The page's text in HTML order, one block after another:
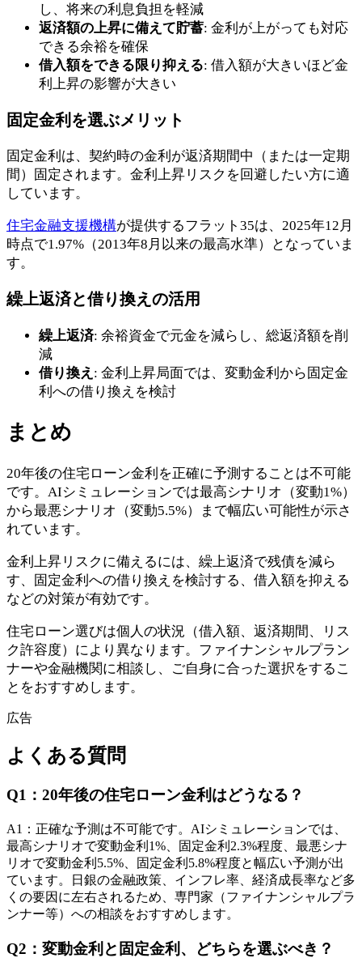
し、将来の利息負担を軽減
返済額の上昇に備えて貯蓄: 金利が上がっても対応
できる余裕を確保
借入額をできる限り抑える: 借入額が大きいほど金
利上昇の影響が大きい
固定金利を選ぶメリット
固定金利は、契約時の金利が返済期間中（または一定期
間）固定されます。金利上昇リスクを回避したい方に適
しています。
住宅金融支援機構が提供するフラット35は、2025年12月
時点で1.97%（2013年8月以来の最高水準）となっていま
す。
繰上返済と借り換えの活用
繰上返済: 余裕資金で元金を減らし、総返済額を削
減
借り換え : 金利上昇局面では、変動金利から固定金
利への借り換えを検討
まとめ
20年後の住宅ローン金利を正確に予測することは不可能
です。AIシミュレーションでは最高シナリオ（変動1%）
から最悪シナリオ（変動5.5%）まで幅広い可能性が示さ
れています。
金利上昇リスクに備えるには、繰上返済で残債を減ら
す、固定金利への借り換えを検討する、借入額を抑える
などの対策が有効です。
住宅ローン選びは個人の状況（借入額、返済期間、リス
ク許容度）により異なります。ファイナンシャルプラン
ナーや金融機関に相談し、ご自身に合った選択をするこ
とをおすすめします。
広告
よくある質問
Q1 ： 20年後の住宅ローン金利はどうなる？
A1 ： 正確な予測は不可能です。AIシミュレーションでは、
最高シナリオで変動金利1%、固定金利2.3%程度、最悪シナ
リオで変動金利5.5%、固定金利5.8%程度と幅広い予測が出
ています。日銀の金融政策、インフレ率、経済成長率など多
くの要因に左右されるため、専門家（ファイナンシャルプラ
ンナー等）への相談をおすすめします。
Q2 ： 変動金利と固定金利、どちらを選ぶべき？